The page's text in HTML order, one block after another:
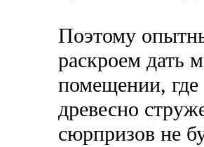
Поэтому
раскроем дать
помещении, где
древесно
сюрпризов не